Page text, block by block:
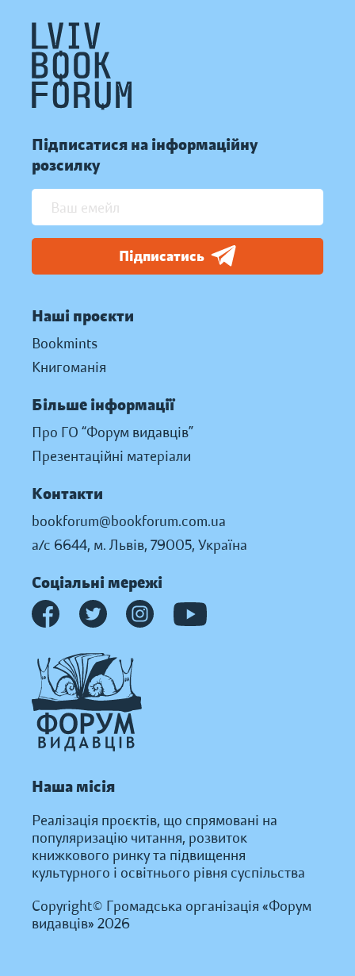
Підписатися на інформаційну
розсилку
Підписатись
Наші проєкти
Bookmints
Книгоманія
Більше інформації
Про ГО “Форум видавців”
Презентаційні матеріали
Контакти
bookforum@bookforum.com.ua
а/с 6644, м. Львів, 79005, Україна
Соціальні мережі
Наша місія
Реалізація проєктів, що спрямовані на
популяризацію читання, розвиток
книжкового ринку та підвищення
культурного і освітнього рівня суспільства
Copyright© Громадська організація «Форум
видавців» 2026